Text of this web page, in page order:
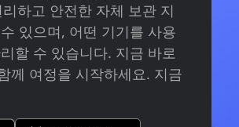
하고 안전한 자체 보관 지
있으며, 어떤 기기를 사용
할 수 있습니다. 지금 바로
께 여정을 시작하세요. 지금